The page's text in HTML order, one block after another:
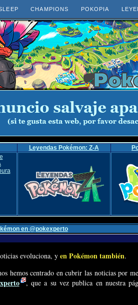
CHAMPIONS POKOPIA
Leyendas Pokémon: Z-A
en @pokexperto
evoluciona, y en Pokémon también.
hemos centrado en cubrir las noticias por
, que a su vez publica en nuestra